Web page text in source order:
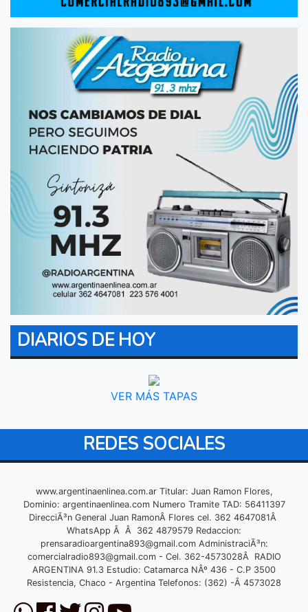
DIARIOS DE HOY
VER MÁS TAPAS
REDES SOCIALES
www.argentinaenlinea.com.ar Titular: Juan Ramon Flores,
Dominio: argentinaenlinea.com Numero Tramite TAD: 56411397
DirecciÃ³n General Juan RamonÂ Flores cel. 362 4647081Â
WhatsApp Â Â 362 4879579 Redaccion:
prensaradioargentina893@gmail.comAdministraciÃ³n:
comercialradio893@gmail.com- Cel. 362-4573028Â RADIO
ARGENTINA 91.3 Estudio: Catamarca NÂº 436 - C.P 3500
Resistencia, Chaco - Argentina Telefonos: (362) -Â 4573028